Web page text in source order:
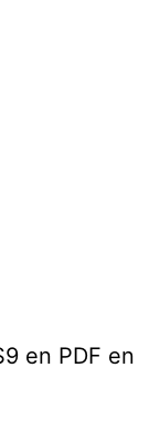
en PDF en